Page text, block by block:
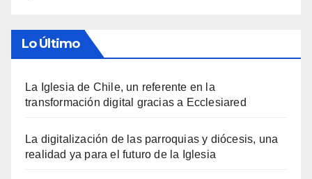
Lo Último
La Iglesia de Chile, un referente en la
transformación digital gracias a Ecclesiared
La digitalización de las parroquias y diócesis, una
realidad ya para el futuro de la Iglesia